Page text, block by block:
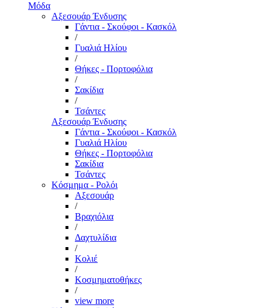
Μόδα
Αξεσουάρ Ένδυσης
Γάντια - Σκούφοι - Κασκόλ
/
Γυαλιά Ηλίου
/
Θήκες - Πορτοφόλια
/
Σακίδια
/
Τσάντες
Αξεσουάρ Ένδυσης
Γάντια - Σκούφοι - Κασκόλ
Γυαλιά Ηλίου
Θήκες - Πορτοφόλια
Σακίδια
Τσάντες
Κόσμημα - Ρολόι
Αξεσουάρ
/
Βραχιόλια
/
Δαχτυλίδια
/
Κολιέ
/
Κοσμηματοθήκες
/
view more